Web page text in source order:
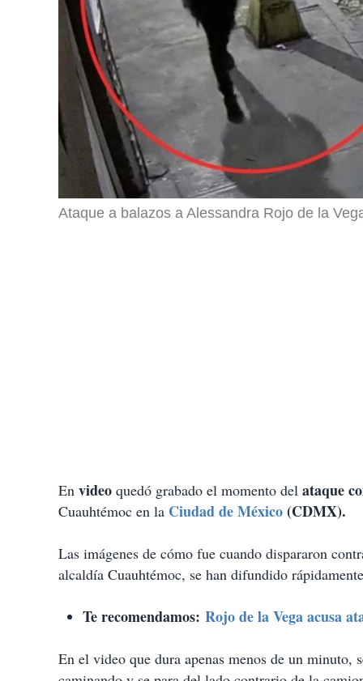
Ataque a balazos a Alessandra Rojo de la
En video quedó grabado el momento del ataque
Cuauhtémoc en la Ciudad de México(CDMX).
Las imágenes de cómo fue cuando dispararon
alcaldía Cuauhtémoc, se han difundido
Te recomendamos: Rojo de la Vega acusa
En el video que dura apenas menos de un minuto,